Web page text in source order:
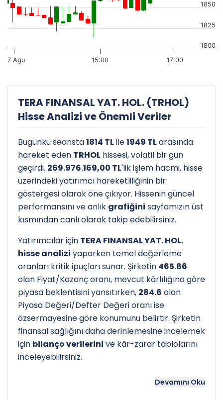
7 Ağu 15:00 17:00
1800
1825
1850
TERA FINANSAL YAT. HOL. (TRHOL)
Hisse Analizi ve Önemli Veriler
Bugünkü seansta1814 TLile1949 TLarasında
hareket eden TRHOL hissesi, volatil bir gün
geçirdi. 269.976.169,00 TL'lik işlem hacmi, hisse
üzerindeki yatırımcı hareketliliğinin bir
göstergesi olarak öne çıkıyor. Hissenin güncel
performansını ve anlık grafiğini sayfamızın üst
kısmından canlı olarak takip edebilirsiniz.
Yatırımcılar için TERA FINANSAL YAT. HOL.
hisse analizi yaparken temel değerleme
oranları kritik ipuçları sunar. Şirketin 465.66
olan Fiyat/Kazanç oranı, mevcut kârlılığına göre
piyasa beklentisini yansıtırken, 284.6 olan
Piyasa Değeri/Defter Değeri oranı ise
özsermayesine göre konumunu belirtir. Şirketin
finansal sağlığını daha derinlemesine incelemek
için bilanço verilerini ve kâr-zarar tablolarını
inceleyebilirsiniz.
Hissenin uzun vadeli trendini ve potansiyelDevamını Oku